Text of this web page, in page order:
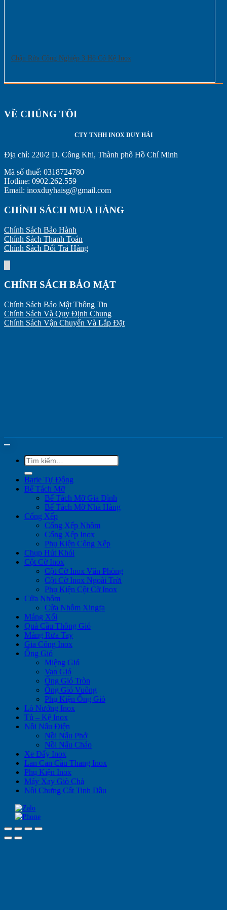
Chậu Rửa Công Nghiệp 3 Hố Có Kệ Inox
VỀ CHÚNG TÔI
CTY TNHH INOX DUY HẢI
Địa chỉ: 220/2 D. Công Khi, Thành phố Hồ Chí Minh
Mã số thuế: 0318724780
Hotline: 0902.262.559
Email: inoxduyhaisg@gmail.com
CHÍNH SÁCH MUA HÀNG
Chính Sách Bảo Hành
Chính Sách Thanh Toán
Chính Sách Đổi Trả Hàng
CHÍNH SÁCH BẢO MẬT
Chính Sách Bảo Mật Thông Tin
Chính Sách Và Quy Định Chung
Chính Sách Vận Chuyển Và Lắp Đặt
Tìm
kiếm:
Barie Tự Động
Bể Tách Mỡ
Bể Tách Mỡ Gia Đình
Bể Tách Mỡ Nhà Hàng
Cổng Xếp
Cổng Xếp Nhôm
Cổng Xếp Inox
Phụ Kiện Cổng Xếp
Chụp Hút Khói
Cột Cờ Inox
Cột Cờ Inox Văn Phòng
Cột Cờ Inox Ngoài Trời
Phụ Kiện Cột Cờ Inox
Cửa Nhôm
Cửa Nhôm Xingfa
Máng Xối
Quả Cầu Thông Gió
Máng Rửa Tay
Gia Công Inox
Ống Gió
Miệng Gió
Van Gió
Ống Gió Tròn
Ống Gió Vuông
Phụ Kiện Ống Gió
Lò Nướng Inox
Tủ – Kệ Inox
Nồi Nấu Điện
Nồi Nấu Phở
Nồi Nấu Cháo
Xe Đẩy Inox
Lan Can Cầu Thang Inox
Phụ Kiện Inox
Máy Xay Giò Chả
Nồi Chưng Cất Tinh Dầu